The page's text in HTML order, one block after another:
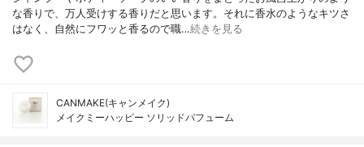
な香りで、万人受けする香りだと思います。それに香水のようなキツさ
はなく、自然にフワッと香るので職…続きを見る
CANMAKE(キャンメイク)
メイクミーハッピー ソリッドパフューム